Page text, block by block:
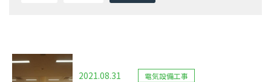
2021.08.31 電気設備工事